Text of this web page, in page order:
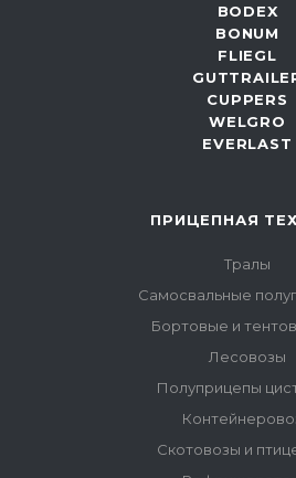
BODEX
BONUM
FLIEGL
CUPPERS
WELGRO
EVERLAST
ПРИЦЕПНАЯ
Тралы
Самосвальные
Бортовые и
Лесовозы
Полуприцепы
Скотовозы и